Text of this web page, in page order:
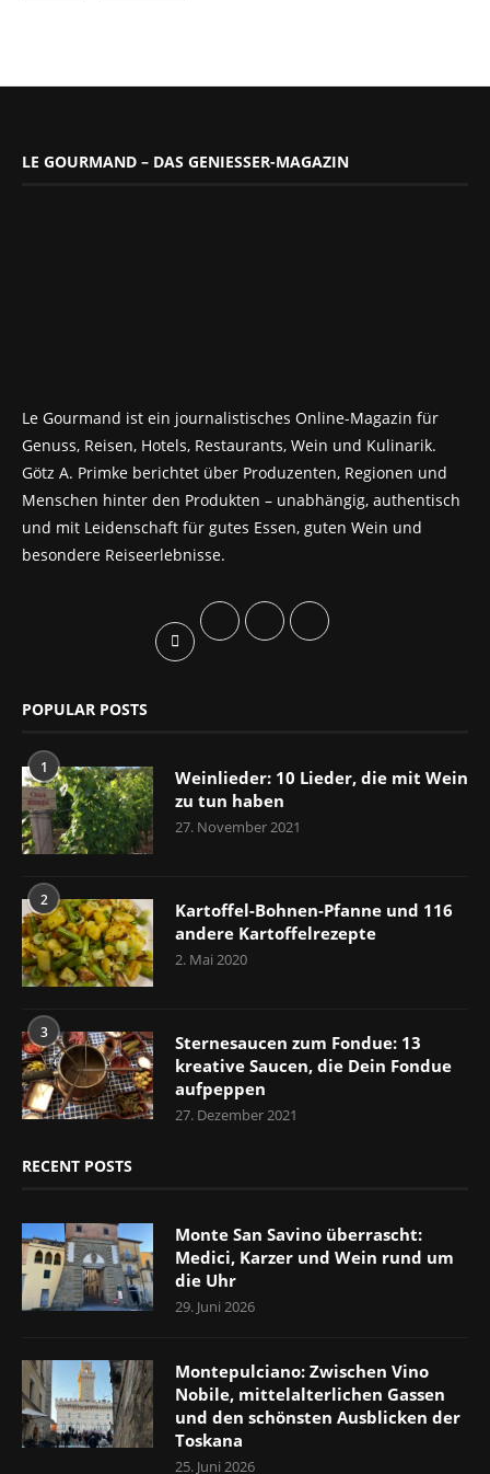
LE GOURMAND – DAS GENIESSER-MAGAZIN
Le Gourmand ist ein journalistisches Online-Magazin für
Genuss, Reisen, Hotels, Restaurants, Wein und Kulinarik.
Götz A. Primke berichtet über Produzenten, Regionen und
Menschen hinter den Produkten – unabhängig, authentisch
und mit Leidenschaft für gutes Essen, guten Wein und
besondere Reiseerlebnisse.
POPULAR POSTS
1
Weinlieder: 10 Lieder, die mit Wein
zu tun haben
27. November 2021
2
Kartoffel-Bohnen-Pfanne und 116
andere Kartoffelrezepte
2. Mai 2020
3
Sternesaucen zum Fondue: 13
kreative Saucen, die Dein Fondue
aufpeppen
27. Dezember 2021
RECENT POSTS
Monte San Savino überrascht:
Medici, Karzer und Wein rund um
die Uhr
29. Juni 2026
Montepulciano: Zwischen Vino
Nobile, mittelalterlichen Gassen
und den schönsten Ausblicken der
Toskana
25. Juni 2026